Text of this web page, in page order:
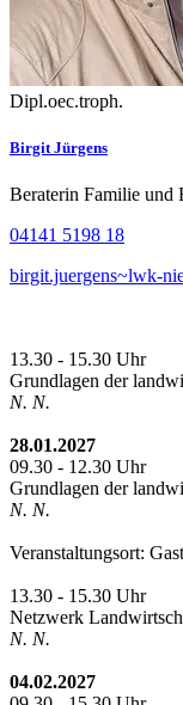
Dipl.oec.troph.
Birgit Jürgens
Beraterin Familie und
04141 5198 18
birgit.juergens~lwk-
13.30 - 15.30 Uhr
Grundlagen der
N. N.
28.01.2027
09.30 - 12.30 Uhr
Grundlagen der
N. N.
Veranstaltungsort:
13.30 - 15.30 Uhr
Netzwerk
N. N.
04.02.2027